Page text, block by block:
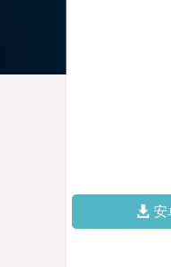
安